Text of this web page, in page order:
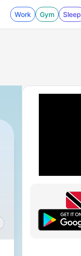
Work Gym Sleep